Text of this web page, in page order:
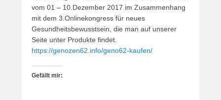
vom 01 – 10.Dezember 2017 im Zusammenhang
mit dem 3.Onlinekongress für neues
Gesundheitsbewusstsein, die man auf unserer
Seite unter Produkte findet.
https://genozen62.info/geno62-kaufen/
Gefällt mir: